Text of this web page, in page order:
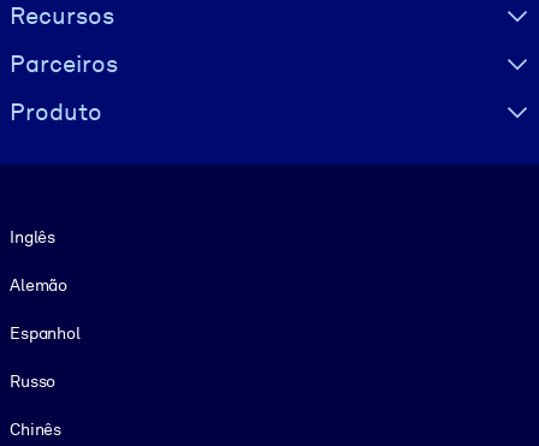
Recursos
Parceiros
Produto
Inglês
Alemão
Espanhol
Russo
Chinês